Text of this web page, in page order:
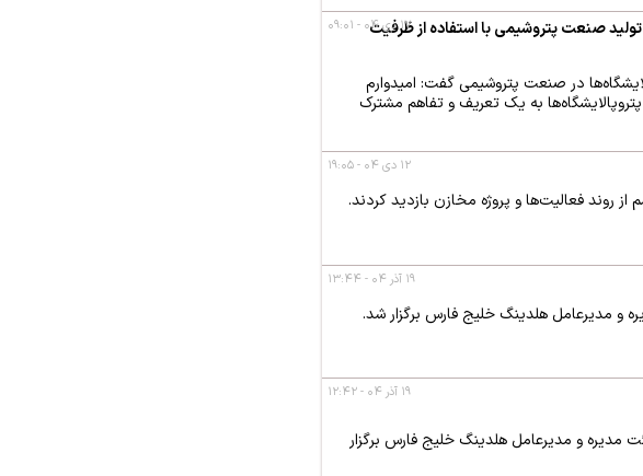
تولید صنعت پتروشیمی با استفاده از ظرفیت
در صنعت پتروشیمی گفت: امیدوارم
به یک تعریف و تفاهم مشترک
۱۷ دی ۰۴ - ۰۹:۰۱
فعالیت‌ها و پروژه مخازن بازدید کردند.
۱۲ دی ۰۴ - ۱۹:۰۵
۱۹ آذر ۰۴ - ۱۳:۴۴
رییس هیئت مدیره و مدیرعامل هلدینگ خلیج فارس برگزار
۱۹ آذر ۰۴ - ۱۲:۴۲